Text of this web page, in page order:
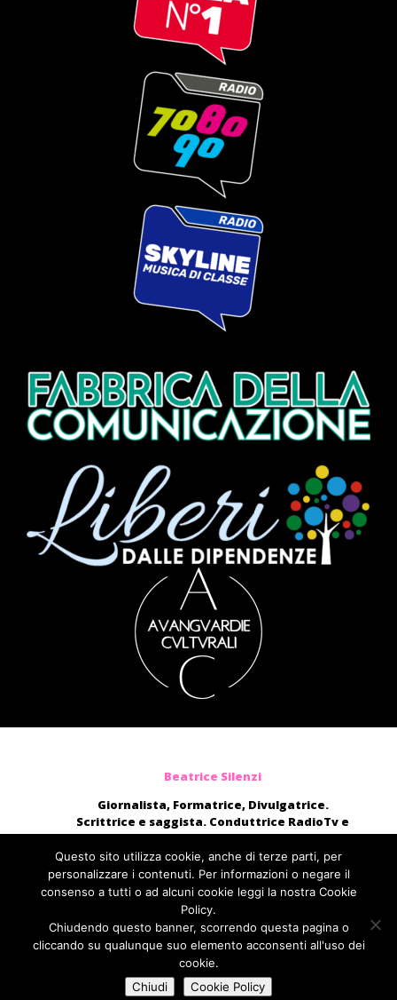
Beatrice Silenzi
Giornalista, Formatrice, Divulgatrice.
Scrittrice e saggista. Conduttrice RadioTv e
blogger.
Moderatrice, presentatrice di eventi, voce di
audiolibri e campagne pubblicitarie nazionali.
direttamente@beatricesilenzi.it
ufficiostampa@fcom.it
Fabbrica della Comunicazione
Questo sito utilizza cookie, anche di terze parti, per
personalizzare i contenuti. Per informazioni o negare il
consenso a tutti o ad alcuni cookie leggi la nostra Cookie
Policy.
Chiudendo questo banner, scorrendo questa pagina o
cliccando su qualunque suo elemento acconsenti all'uso dei
cookie.
Chiudi
Cookie Policy